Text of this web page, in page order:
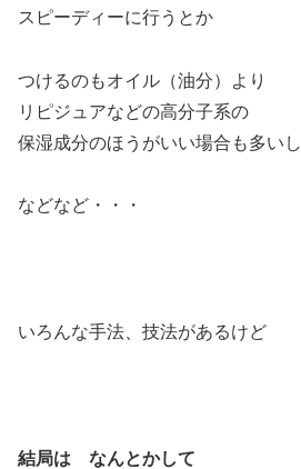
スピーディーに行うとか
つけるのもオイル（油分）より
リピジュアなどの高分子系の
保湿成分のほうがいい場合も多いし
などなど・・・
いろんな手法、技法があるけど
結局は なんとかして